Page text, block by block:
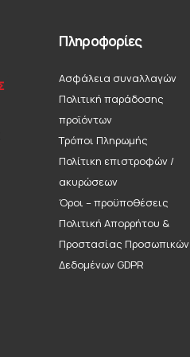
Πληροφορίες
Ασφάλεια συναλλαγών
Πολιτική παράδοσης
προϊόντων
Τρόποι Πληρωμής
Πολίτικη επιστροφών /
ακυρώσεων
Όροι – προϋποθέσεις
Πολιτική Απορρήτου &
Προστασίας Προσωπικών
Δεδομένων GDPR